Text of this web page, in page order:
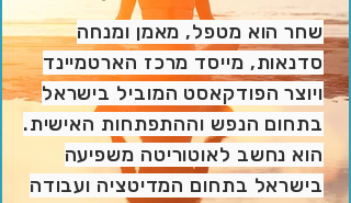
שחר הוא מטפל, מאמן ומנחה
סדנאות, מייסד מרכז הארטמיינד
ויוצר הפודקאסט המוביל בישראל
בתחום הנפש וההתפתחות האישית.
הוא נחשב לאוטוריטה משפיעה
בישראל בתחום המדיטציה ועבודה